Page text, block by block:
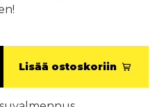
Lisää ostoskoriin